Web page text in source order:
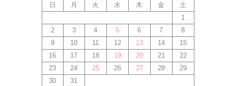
日
月 火 水 木 金
土
1
2
3 4 5 6 7
8
9
10 11 12 13 14
15
16
17 18 19 20 21
22
23
24 25 26 27 28
29
30
31